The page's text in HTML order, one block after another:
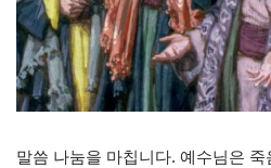
말씀 나눔을 마칩니다. 예수님은